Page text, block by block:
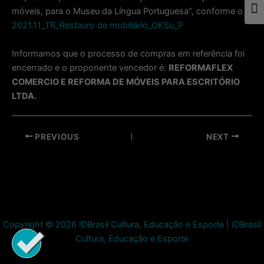
móveis, para o Museu da Língua Portuguesa”, conforme o
2021.11_TR_Restauro de mobiliário_OKSu_P
Informamos que o processo de compras em referência foi
encerrado e o proponente vencedor é: REFORMAFLEX
COMERCIO E REFORMA DE MÓVEIS PARA ESCRITÓRIO
LTDA.
Post
PREVIOUS NEXT
Copyright © 2026 IDBrasil Cultura, Educação e Esporte | IDBrasil
Cultura, Educação e Esporte